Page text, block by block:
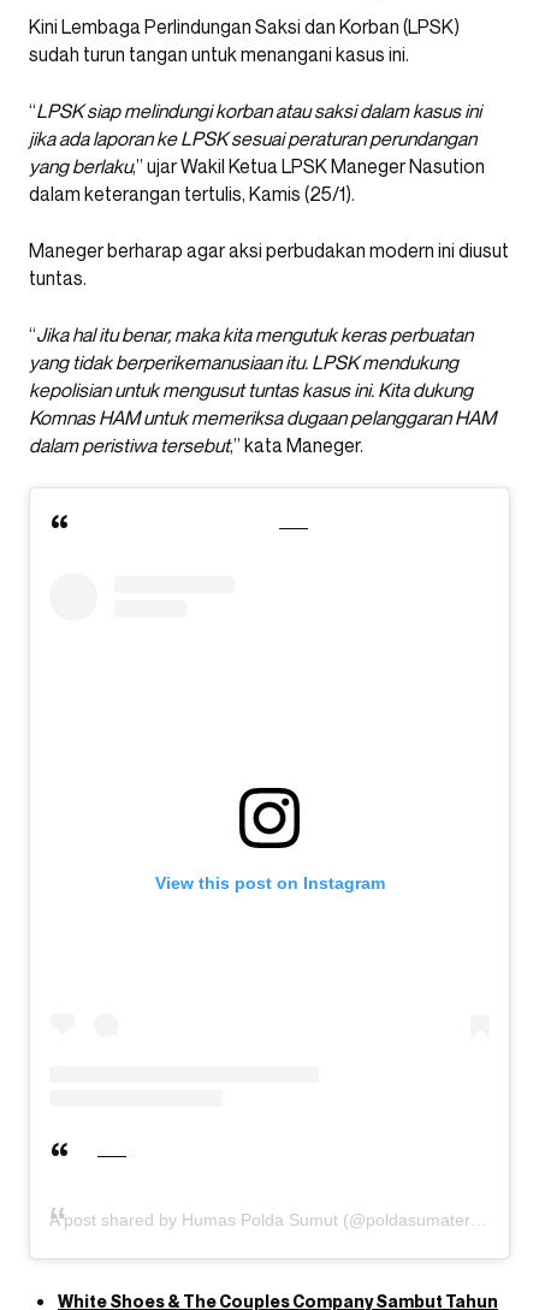
Kini Lembaga Perlindungan Saksi dan Korban (LPSK)
sudah turun tangan untuk menangani kasus ini.
“LPSK siap melindungi korban atau saksi dalam kasus ini
jika ada laporan ke LPSK sesuai peraturan perundangan
yang berlaku,” ujar Wakil Ketua LPSK Maneger Nasution
dalam keterangan tertulis, Kamis (25/1).
Maneger berharap agar aksi perbudakan modern ini diusut
tuntas.
“Jika hal itu benar, maka kita mengutuk keras perbuatan
yang tidak berperikemanusiaan itu. LPSK mendukung
kepolisian untuk mengusut tuntas kasus ini. Kita dukung
Komnas HAM untuk memeriksa dugaan pelanggaran HAM
dalam peristiwa tersebut,” kata Maneger.
View this post on Instagram
A post shared by Humas Polda Sumut (@poldasumaterautara)
White Shoes & The Couples Company Sambut Tahun